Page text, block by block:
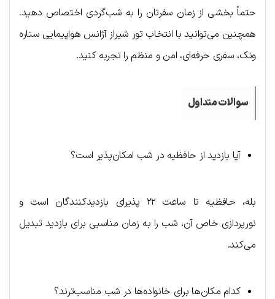
حتماً بخشی از زمان سفرتان را به شب‌گردی اختصاص دهید.
همچنین می‌توانید با انتخاب تور شیراز آژانس هواپیمایی ستاره
ونک، سفری حرفه‌ای، امن و منظم را تجربه کنید.
سوالات متداول
آیا بازدید از حافظیه در شب امکان‌پذیر است؟
بله، حافظیه تا ساعت ۲۲ پذیرای بازدیدکنندگان است و
نورپردازی خاص آن، شب را به زمان مناسبی برای بازدید تبدیل
می‌کند.
کدام مکان‌ها برای خانواده‌ها در شب مناسب‌ترند؟